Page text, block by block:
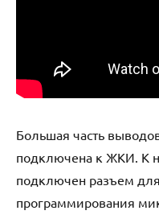
Большая часть
подключена к ЖКИ. К
подключен разъем
программирования